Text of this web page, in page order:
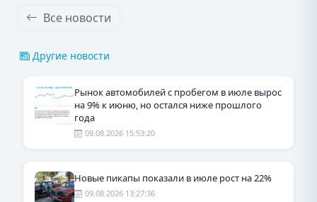
Все новости
Другие новости
Рынок автомобилей с пробегом в июле вырос
на 9% к июню, но остался ниже прошлого
года
09.08.2026 15:53:20
Новые пикапы показали в июле рост на 22%
09.08.2026 13:27:36